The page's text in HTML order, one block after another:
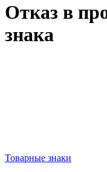
Отказ в
знака
Товарные знаки